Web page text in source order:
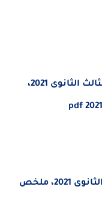
كتاب الموسوعة فى الفيزياء للصف الثالث الثانوى 2021،
pdf
كتاب نيوتن فى الفيزياء للصف الثالث الثانوى 2021، ملخص